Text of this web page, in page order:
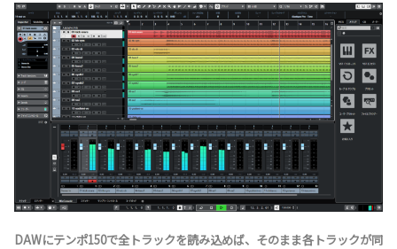
DAWにテンポ150で全トラックを読み込めば、そのまま各トラックが同